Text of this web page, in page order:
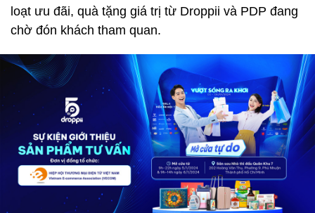
loạt ưu đãi, quà tặng giá trị từ Droppii và PDP đang
chờ đón khách tham quan.